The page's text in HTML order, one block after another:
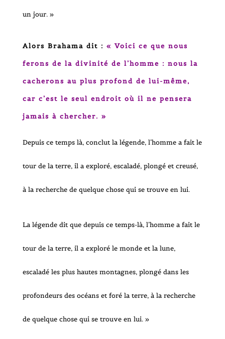
un jour. »
Alors Brahama dit : « Voici ce que nous
ferons de la divinité de l’homme : nous la
cacherons au plus profond de lui-même,
car c’est le seul endroit où il ne pensera
jamais à chercher. »
Depuis ce temps là, conclut la légende, l’homme a fait le
tour de la terre, il a exploré, escaladé, plongé et creusé,
à la recherche de quelque chose qui se trouve en lui.
La légende dit que depuis ce temps-là, l’homme a fait le
tour de la terre, il a exploré le monde et la lune,
escaladé les plus hautes montagnes, plongé dans les
profondeurs des océans et foré la terre, à la recherche
de quelque chose qui se trouve en lui. »